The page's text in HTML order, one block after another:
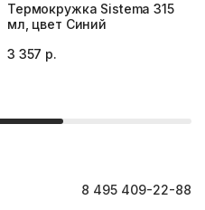
Термокружка Sistema 315
мл, цвет Синий
3 357 р.
8 495 409-22-88